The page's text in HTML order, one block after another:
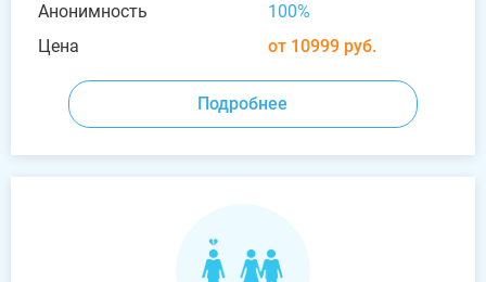
Анонимность
100%
Цена
от 10999 руб.
Подробнее